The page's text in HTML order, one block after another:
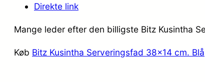
Direkte link
Mange leder efter den billigste Bitz Kusintha
Køb Bitz Kusintha Serveringsfad 38×14 cm. Blå